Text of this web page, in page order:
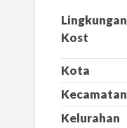
h
Lingkungan
Kost
Kota
Kecamatan
Kelurahan